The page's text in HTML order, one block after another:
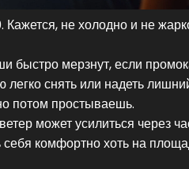
Кажется, не холодно и не
быстро мерзнут, если
легко снять или надеть
потом простываешь.
может усилиться через
себя комфортно хоть на